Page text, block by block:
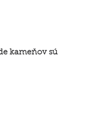
kameňov sú